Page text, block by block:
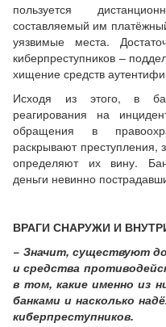
пользуется
составляемый им
уязвимые места.
киберпреступников –
хищение средств
Исходя из этого, в
реагирования на
обращения в
раскрывают преступления,
определяют их вину.
деньги невинно
ВРАГИ СНАРУЖИ И
− Значит, существуют
и средства
в том, какие именно из
банками и насколько
киберпреступников.